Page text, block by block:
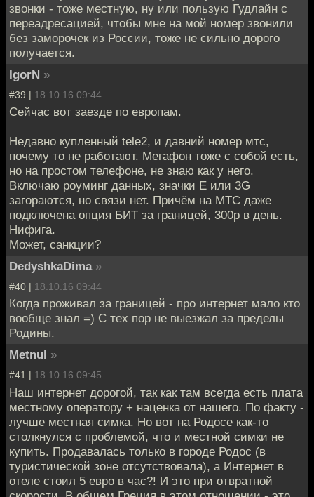
звонки - тоже местную, ну или пользую Гудлайн с
переадресацией, чтобы мне на мой номер звонили
без заморочек из России, тоже не сильно дорого
получается.
IgorN »
#39 | 18.10.16 09:44
Сейчас вот заезде по европам.
Недавно купленный tele2, и давний номер мтс,
почему то не работают. Мегафон тоже с собой есть,
но на простом телефоне, не знаю как у него.
Включаю роуминг данных, значки E или 3G
загораются, но связи нет. Причём на МТС даже
подключена опция БИТ за границей, 300р в день.
Нифига.
Может, санкции?
DedyshkaDima »
#40 | 18.10.16 09:44
Когда проживал за границей - про интернет мало кто
вообще знал =) С тех пор не выезжал за пределы
Родины.
Metnul »
#41 | 18.10.16 09:45
Наш интернет дорогой, так как там всегда есть плата
местному оператору + наценка от нашего. По факту -
лучше местная симка. Но вот на Родосе как-то
столкнулся с проблемой, что и местной симки не
купить. Продавалась только в городе Родос (в
туристической зоне отсутствовала), а Интернет в
отеле стоил 5 евро в час?! И это при отвратной